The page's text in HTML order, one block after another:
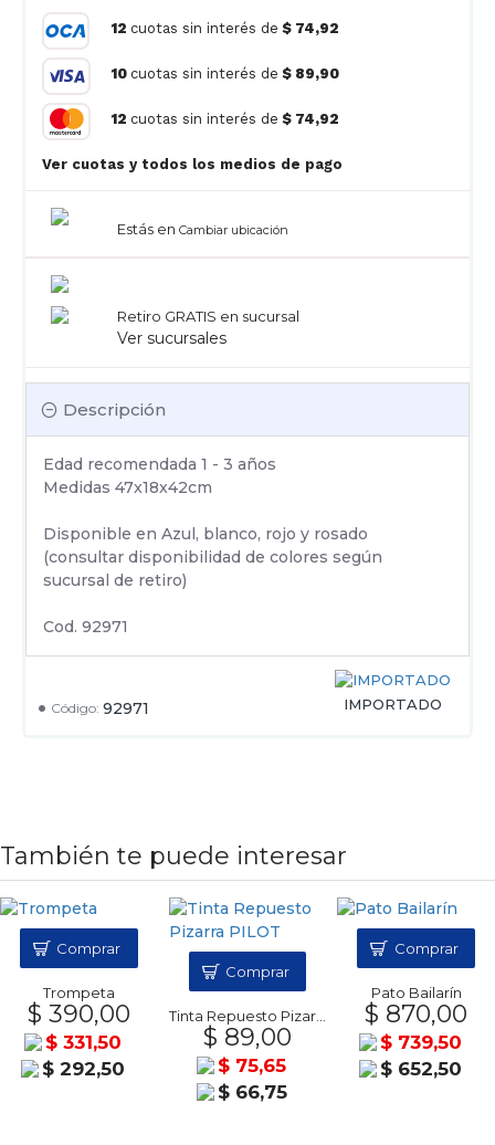
Código: 92971 IMPORTADO
Descripción
Edad recomendada 1 - 3 años
Medidas 47x18x42cm
Disponible en Azul, blanco, rojo y rosado
(consultar disponibilidad de colores según
sucursal de retiro)
Cod. 92971
Estás en Cambiar ubicación
Retiro GRATIS en sucursal
Ver sucursales
12 cuotas sin interés de $ 74,92
10 cuotas sin interés de $ 89,90
12 cuotas sin interés de $ 74,92
Ver cuotas y todos los medios de pago
También te puede interesar
Trompeta
$ 390,00
$ 331,50
$ 292,50
Comprar
Tinta Repuesto Pizarra PILOT
$ 89,00
$ 75,65
$ 66,75
Comprar
Pato Bailarín
$ 870,00
$ 739,50
$ 652,50
Comprar